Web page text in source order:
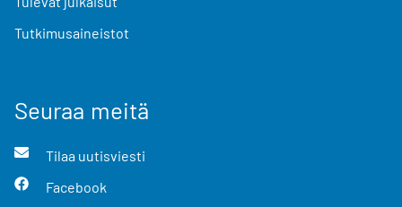
Tutkimusaineistot
Seuraa meitä
Tilaa uutisviesti
Facebook